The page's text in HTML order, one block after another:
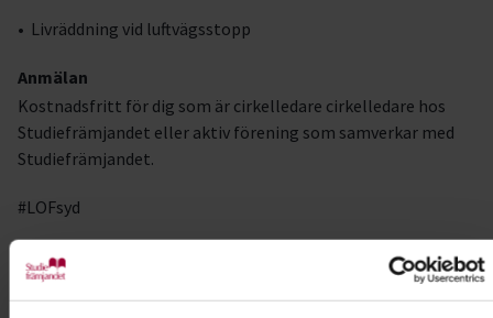
• Livräddning vid luftvägsstopp
Anmälan
Kostnadsfritt för dig som är cirkelledare cirkelledare hos
Studiefrämjandet eller aktiv förening som samverkar med
Studiefrämjandet.
#LOFsyd
Kursledare